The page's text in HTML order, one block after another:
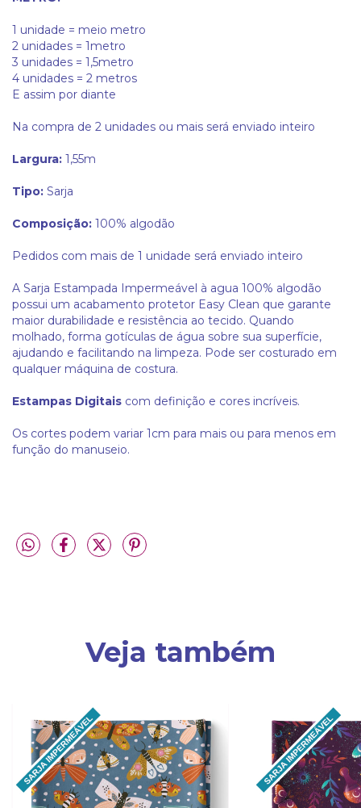
1 unidade = meio metro
2 unidades = 1metro
3 unidades = 1,5metro
4 unidades = 2 metros
E assim por diante
Na compra de 2 unidades ou mais será enviado inteiro
Largura: 1,55m
Tipo: Sarja
Composição: 100% algodão
Pedidos com mais de 1 unidade será enviado inteiro
A Sarja Estampada Impermeável à agua 100% algodão
possui um acabamento protetor Easy Clean que garante
maior durabilidade e resistência ao tecido. Quando
molhado, forma gotículas de água sobre sua superfície,
ajudando e facilitando na limpeza. Pode ser costurado em
qualquer máquina de costura.
Estampas Digitais com definição e cores incríveis.
Os cortes podem variar 1cm para mais ou para menos em
função do manuseio.
Veja também